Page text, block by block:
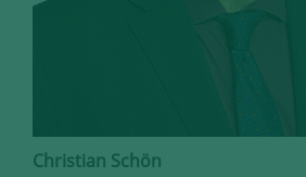
Christian Schön